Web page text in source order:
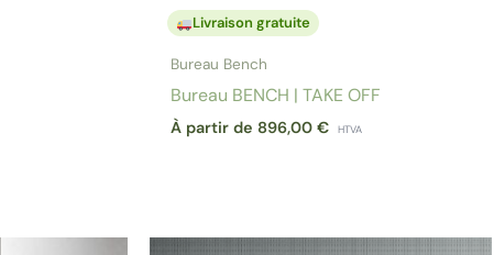
Livraison gratuite
Bureau Bench
Bureau BENCH | TAKE OFF
À partir de 896,00€ HTVA